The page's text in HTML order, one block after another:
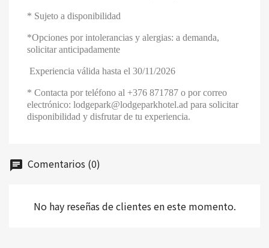
* Sujeto a disponibilidad
*Opciones por intolerancias y alergias: a demanda,
solicitar anticipadamente
Experiencia válida hasta el 30/11/2026
* Contacta por teléfono al +376 871787 o por correo
electrónico: lodgepark@lodgeparkhotel.ad para solicitar
disponibilidad y disfrutar de tu experiencia.
chat Comentarios (0)
No hay reseñas de clientes en este momento.